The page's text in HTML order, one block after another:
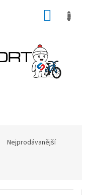
Nejprodávanější